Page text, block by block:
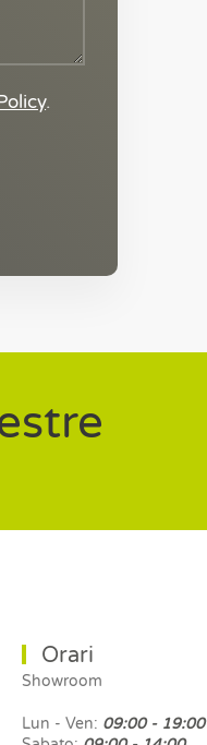
.
Orari
Showroom
Lun - Ven: 09:00 - 19:00